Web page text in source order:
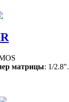
матрицы: 1/2.8".